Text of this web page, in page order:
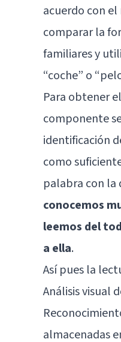
acuerdo con
comparar la
familiares y
“coche” o
Para obtener
componente
identificación
como
palabra con la
conocemos
leemos del
a ella.
Así pues la
Análisis visual
almacenadas